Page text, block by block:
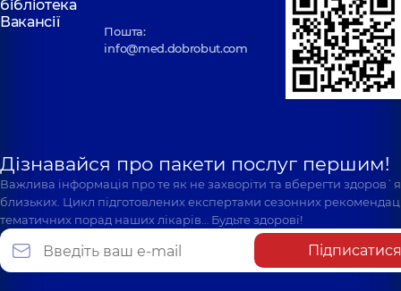
бібліотека
Вакансії
Пошта:
info@med.dobrobut.com
Дізнавайся про пакети послуг першим!
Важлива інформація про те як не захворіти та вберегти
близьких. Цикл підготовлених експертами сезонних
тематичних порад наших лікарів… Будьте здорові!
Підписатися